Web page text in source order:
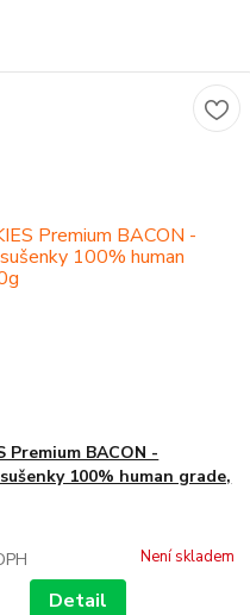
Premium BACON -
100% human grade,
Není skladem
Detail